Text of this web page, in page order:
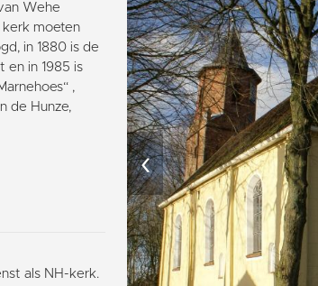
Wehe
moeten
in 1880 is de
en in 1985 is
,
de Hunze,
als NH-kerk.
‹